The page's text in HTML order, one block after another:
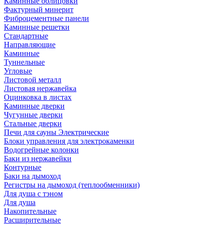
Фактурный минерит
Фиброцементные панели
Каминные решетки
Стандартные
Направляющие
Каминные
Туннельные
Угловые
Листовой металл
Листовая нержавейка
Оцинковка в листах
Каминные дверки
Чугунные дверки
Стальные дверки
Печи для сауны Электрические
Блоки управления для электрокаменки
Водогрейные колонки
Баки из нержавейки
Контурные
Баки на дымоход
Регистры на дымоход (теплообменники)
Для душа с тэном
Для душа
Накопительные
Расширительные